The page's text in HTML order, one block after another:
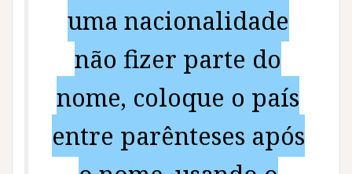
uma nacionalidade
não fizer parte do
nome, coloque o país
entre parênteses após